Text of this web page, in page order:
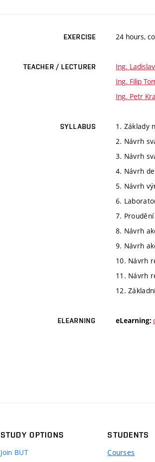
EXERCISE 24 hours,
TEACHER / LECTURER
Ing.
Ing. Filip
Ing. Petr
SYLLABUS
1. Základy
2. Návrh
3. Návrh
4. Návrh
5. Návrh
6.
7.
8. Návrh
9. Návrh
10. Návrh
11. Návrh
12.
ELEARNING eLearning:
STUDY OPTIONS
Join BUT
STUDENTS
Courses